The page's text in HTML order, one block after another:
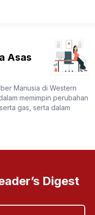
Asas
Manusia di Western
memimpin perubahan
gas, serta dalam
Digest